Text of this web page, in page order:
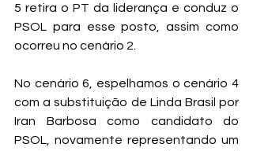
5 retira o PT da liderança e conduz o
PSOL para esse posto, assim como
ocorreu no cenário 2.
No cenário 6, espelhamos o cenário 4
com a substituição de Linda Brasil por
Iran Barbosa como candidato do
PSOL, novamente representando um